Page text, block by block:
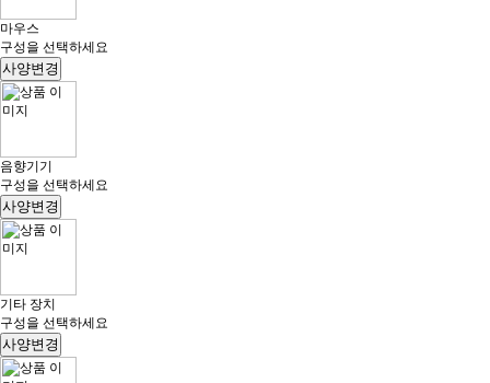
마우스
구성을 선택하세요
사양변경
음향기기
구성을 선택하세요
사양변경
기타 장치
구성을 선택하세요
사양변경